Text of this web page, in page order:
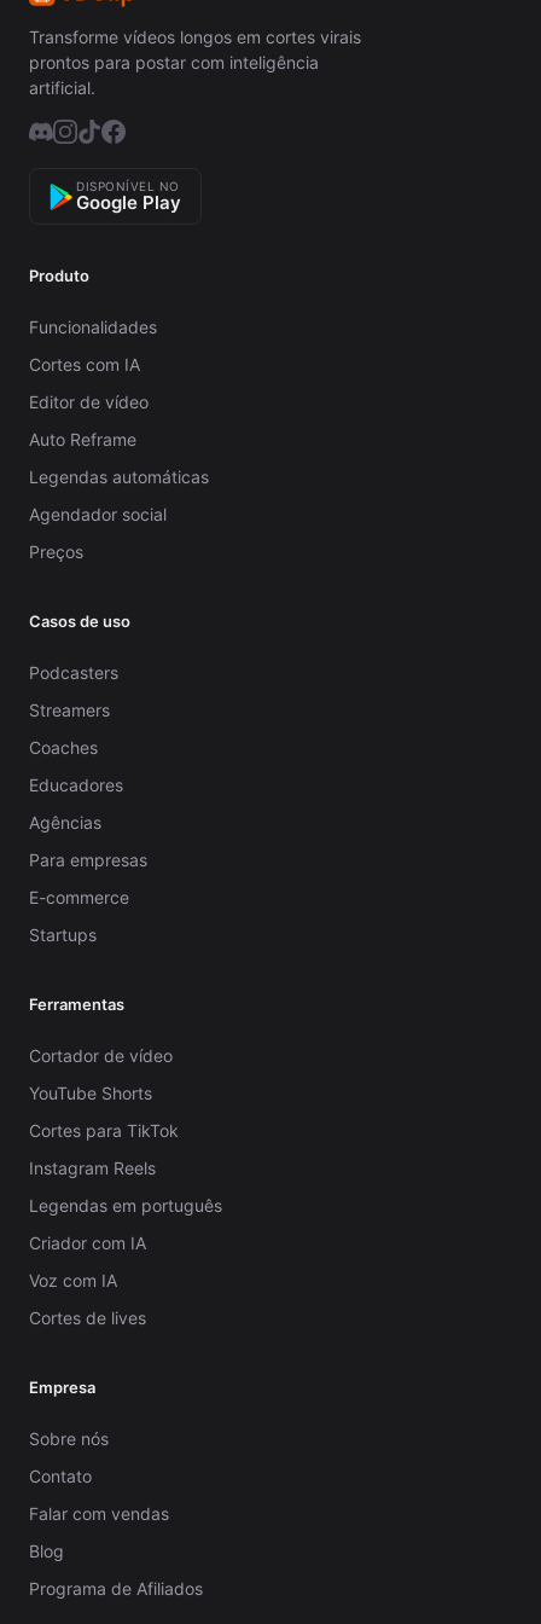
Transforme vídeos longos em cortes virais
prontos para postar com inteligência
artificial.
DISPONÍVEL NO
Google Play
Produto
Funcionalidades
Cortes com IA
Editor de vídeo
Auto Reframe
Legendas automáticas
Agendador social
Preços
Casos de uso
Podcasters
Streamers
Coaches
Educadores
Agências
Para empresas
E-commerce
Startups
Ferramentas
Cortador de vídeo
YouTube Shorts
Cortes para TikTok
Instagram Reels
Legendas em português
Criador com IA
Voz com IA
Cortes de lives
Empresa
Sobre nós
Contato
Falar com vendas
Blog
Programa de Afiliados